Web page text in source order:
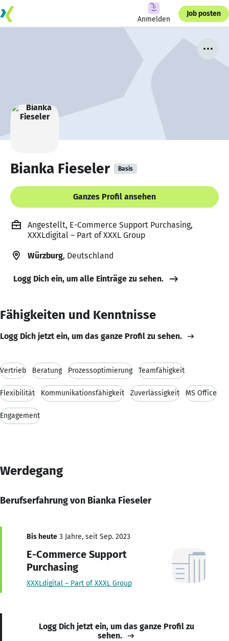
Anmelden
Job posten
Bianka Fieseler Basis
Ganzes Profil ansehen
Angestellt, E-Commerce Support Purchasing,
XXXLdigital – Part of XXXL Group
Würzburg, Deutschland
Logg Dich ein, um alle Einträge zu sehen.
Fähigkeiten und Kenntnisse
Logg Dich jetzt ein, um das ganze Profil zu sehen.
Vertrieb Beratung Prozessoptimierung Teamfähigkeit
Flexibilität Kommunikationsfähigkeit Zuverlässigkeit MS Office
Engagement
Werdegang
Berufserfahrung von Bianka Fieseler
Bis heute 3 Jahre, seit Sep. 2023
E-Commerce Support
Purchasing
XXXLdigital – Part of XXXL Group
Logg Dich jetzt ein, um das ganze Profil zu
sehen.